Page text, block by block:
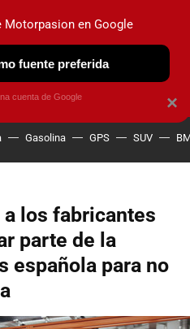
OBSERVATORIO
Gasolina GPS SUV
los fabricantes
parte de la
española para no
×
Motorpasion en Google
fuente preferida
cuenta de Google